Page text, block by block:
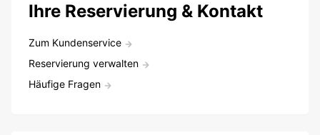
Ihre Reservierung & Kontakt
Zum Kundenservice
Reservierung verwalten
Häufige Fragen